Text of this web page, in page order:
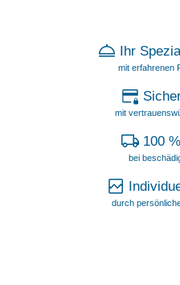
Ihr
mit erfahrenen
mit
100
bei
durch